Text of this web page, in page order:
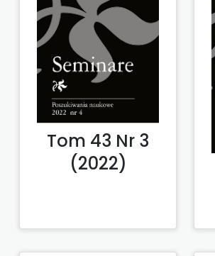
Tom 43 Nr 3
(2022)